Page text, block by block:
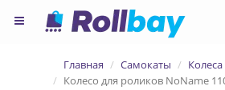
Главная Самокаты
Колесо для роликов NoName
Согласие на
сервиса